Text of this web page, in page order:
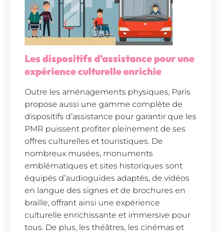
Les dispositifs d’assistance pour une
expérience culturelle enrichie
Outre les aménagements physiques, Paris
propose aussi une gamme complète de
dispositifs d’assistance pour garantir que les
PMR puissent profiter pleinement de ses
offres culturelles et touristiques. De
nombreux musées, monuments
emblématiques et sites historiques sont
équipés d’audioguides adaptés, de vidéos
en langue des signes et de brochures en
braille, offrant ainsi une expérience
culturelle enrichissante et immersive pour
tous. De plus, les théâtres, les cinémas et